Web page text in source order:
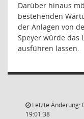
Darüber hinaus
bestehenden
der Anlagen von
Speyer würde das
ausführen lassen.
Letzte Änderung:
19:01:38